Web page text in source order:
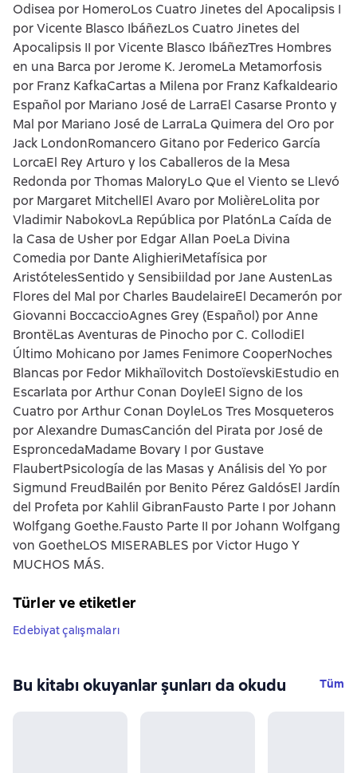
Odisea por HomeroLos Cuatro Jinetes del Apocalipsis I
por Vicente Blasco IbáñezLos Cuatro Jinetes del
Apocalipsis II por Vicente Blasco IbáñezTres Hombres
en una Barca por Jerome K. JeromeLa Metamorfosis
por Franz KafkaCartas a Milena por Franz KafkaIdeario
Español por Mariano José de LarraEl Casarse Pronto y
Mal por Mariano José de LarraLa Quimera del Oro por
Jack LondonRomancero Gitano por Federico García
LorcaEl Rey Arturo y los Caballeros de la Mesa
Redonda por Thomas MaloryLo Que el Viento se Llevó
por Margaret MitchellEl Avaro por MolièreLolita por
Vladimir NabokovLa República por PlatónLa Caída de
la Casa de Usher por Edgar Allan PoeLa Divina
Comedia por Dante AlighieriMetafísica por
AristótelesSentido y Sensibiildad por Jane AustenLas
Flores del Mal por Charles BaudelaireEl Decamerón por
Giovanni BoccaccioAgnes Grey (Español) por Anne
BrontëLas Aventuras de Pinocho por C. CollodiEl
Último Mohicano por James Fenimore CooperNoches
Blancas por Fedor Mikhaïlovitch DostoïevskiEstudio en
Escarlata por Arthur Conan DoyleEl Signo de los
Cuatro por Arthur Conan DoyleLos Tres Mosqueteros
por Alexandre DumasCanción del Pirata por José de
EsproncedaMadame Bovary I por Gustave
FlaubertPsicología de las Masas y Análisis del Yo por
Sigmund FreudBailén por Benito Pérez GaldósEl Jardín
del Profeta por Kahlil GibranFausto Parte I por Johann
Wolfgang Goethe.Fausto Parte II por Johann Wolfgang
von GoetheLOS MISERABLES por Victor Hugo Y
MUCHOS MÁS.
Türler ve etiketler
Edebiyat çalışmaları
Bu kitabı okuyanlar şunları da okudu Tüm